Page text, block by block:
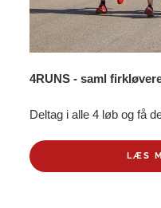
4RUNS - saml
Deltag i alle 4 løb og få
LÆS